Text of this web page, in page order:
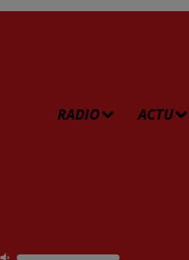
RADIO ACTU